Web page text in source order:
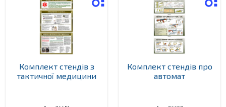
Комплект стендів з
тактичної медицини
Комплект стендів про
автомат